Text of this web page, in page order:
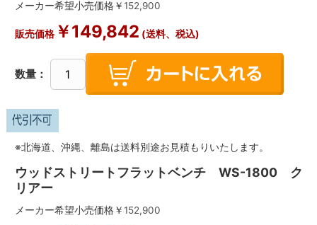
メーカー希望小売価格￥152,900
販売価格￥149,842 (送料、税込)
数量：
※北海道、沖縄、離島は送料別途お見積もりいたします。
ウッドストリートフラットベンチ WS-1800 ク
リアー
メーカー希望小売価格￥152,900